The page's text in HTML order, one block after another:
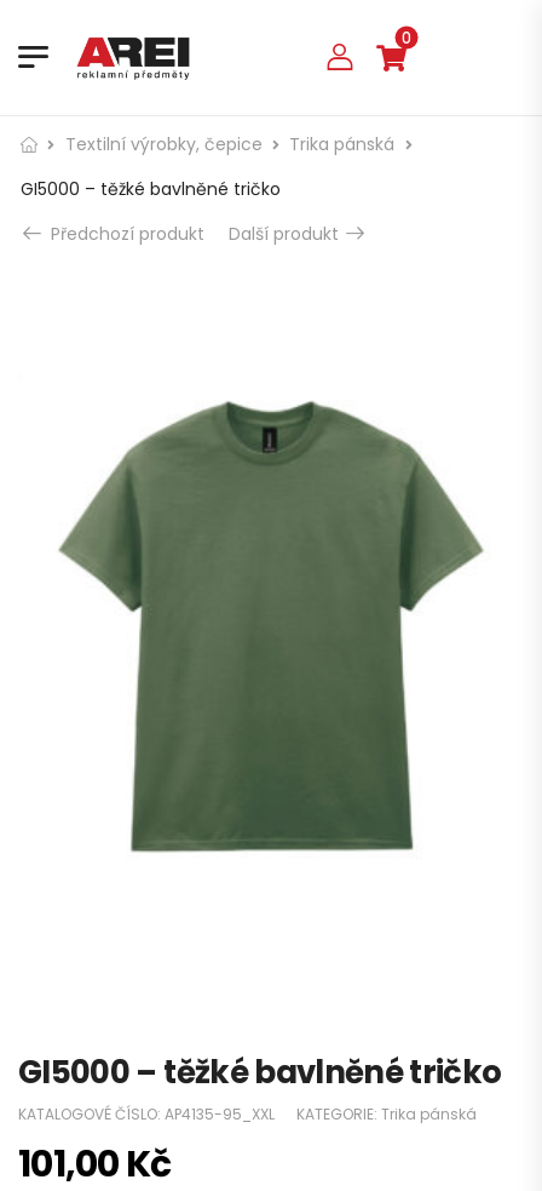
0
Textilní výrobky, čepice
Trika pánská
GI5000 – těžké bavlněné tričko
Předchozí produkt
Další produkt
GI5000 – těžké bavlněné tričko
KATALOGOVÉ ČÍSLO: AP4135-95_XXL KATEGORIE: Trika pánská
101,00Kč